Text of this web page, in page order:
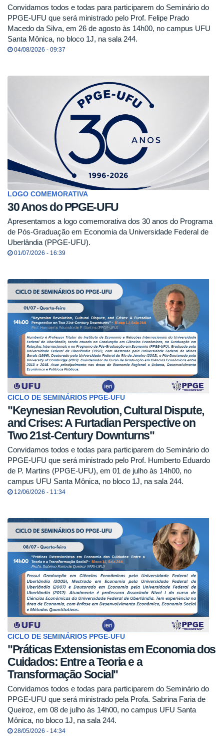
Convidamos todos e todas para participarem do Seminário do
PPGE-UFU que será ministrado pelo Prof. Felipe Prado
Macedo da Silva, em 26 de agosto às 14h00, no campus UFU
Santa Mônica, no bloco 1J, na sala 244.
04/08/2026 - 09:37
LOGO COMEMORATIVA
30 Anos do PPGE-UFU
Apresentamos a logo comemorativa dos 30 anos do Programa
de Pós-Graduação em Economia da Universidade Federal de
Uberlândia (PPGE-UFU).
01/07/2026 - 16:39
CICLO DE SEMINÁRIOS PPGE-UFU
"Keynesian Revolution, Cultural Dispute,
and Crises: A Furtadian Perspective on
Two 21st-Century Downturns"
Convidamos todos e todas para participarem do Seminário do
PPGE-UFU que será ministrado pelo Prof. Humberto Eduardo
de P. Martins (PPGE-UFU), em 01 de julho às 14h00, no
campus UFU Santa Mônica, no bloco 1J, na sala 244.
12/06/2026 - 11:34
CICLO DE SEMINÁRIOS PPGE-UFU
"Práticas Extensionistas em Economia dos
Cuidados: Entre a Teoria e a
Transformação Social"
Convidamos todos e todas para participarem do Seminário do
PPGE-UFU que será ministrado pela Profa. Sabrina Faria de
Queiroz, em 08 de julho às 14h00, no campus UFU Santa
Mônica, no bloco 1J, na sala 244.
28/05/2026 - 14:34